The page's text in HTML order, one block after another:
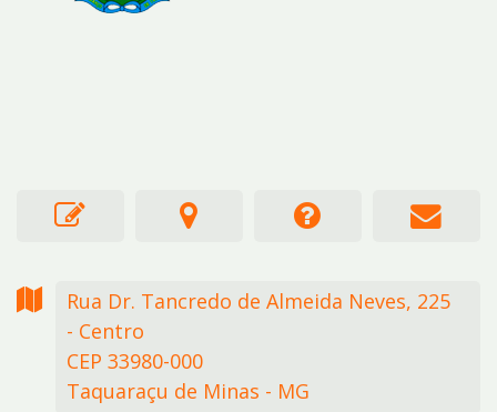
Rua Dr. Tancredo de Almeida Neves, 225
- Centro
CEP 33980-000
Taquaraçu de Minas - MG